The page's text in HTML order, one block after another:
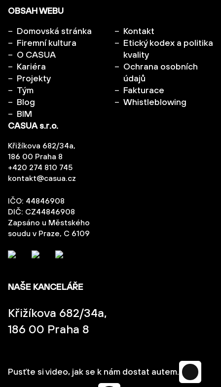
CASUA s.r.o.
Křižíkova 682/34a,
186 00 Praha 8
+420 274 810 745
kontakt@casua.cz
IČO: 44846908
DIČ: CZ44846908
Zapsáno u Městského
soudu v Praze, C 6109
OBSAH WEBU
Domovská stránka
Firemní kultura
O CASUA
Kariéra
Projekty
Tým
Blog
BIM
Kontakt
Etický kodex a politika
kvality
Ochrana osobních
údajů
Fakturace
Whistleblowing
NAŠE KANCELÁŘE
Křižíkova 682/34a,
186 00 Praha 8
Pusťte si video, jak se k nám dostat autem.